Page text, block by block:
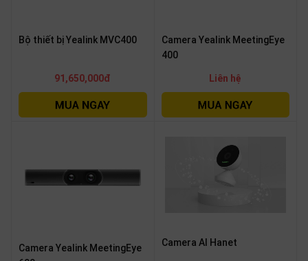
Bộ thiết bị Yealink MVC400
91,650,000đ
Camera Yealink MeetingEye
400
Liên hệ
Camera Yealink MeetingEye
Camera AI Hanet